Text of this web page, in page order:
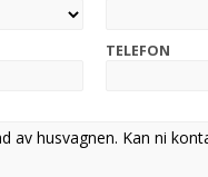
TELEFON